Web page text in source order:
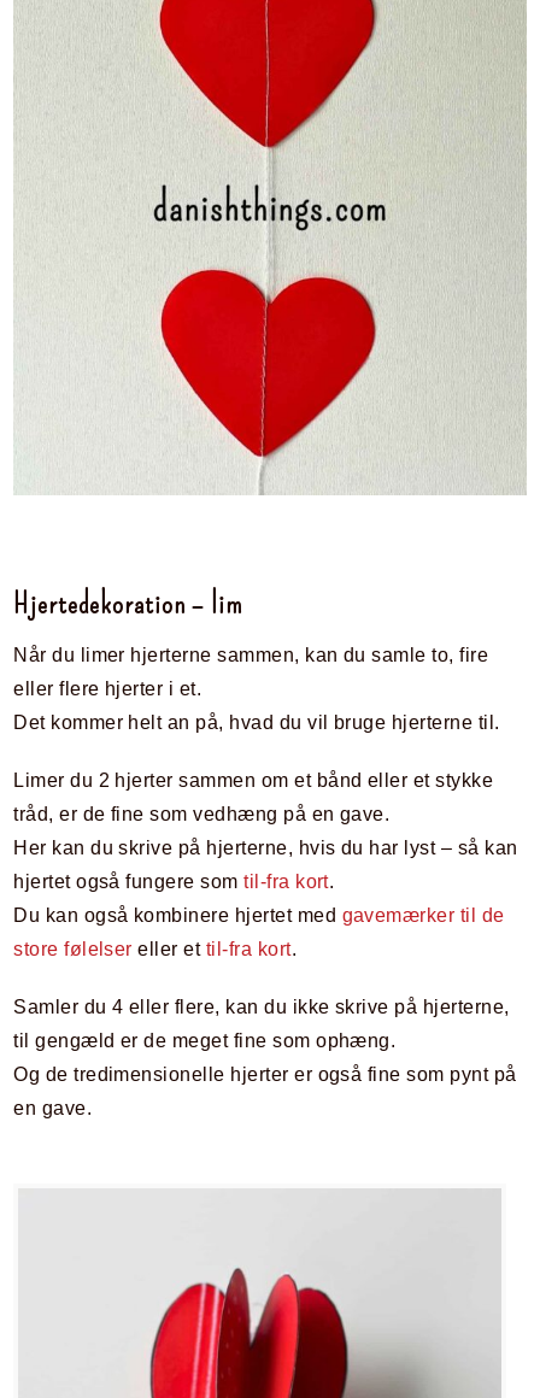
Hjertedekoration – lim
Når du limer hjerterne sammen, kan du samle to, fire
eller flere hjerter i et.
Det kommer helt an på, hvad du vil bruge hjerterne til.
Limer du 2 hjerter sammen om et bånd eller et stykke
tråd, er de fine som vedhæng på en gave.
Her kan du skrive på hjerterne, hvis du har lyst – så kan
hjertet også fungere somtil-fra kort.
Du kan også kombinere hjertet med gavemærker til de
store følelser eller et til-fra kort.
Samler du 4 eller flere, kan du ikke skrive på hjerterne,
til gengæld er de meget fine som ophæng.
Og de tredimensionelle hjerter er også fine som pynt på
en gave.